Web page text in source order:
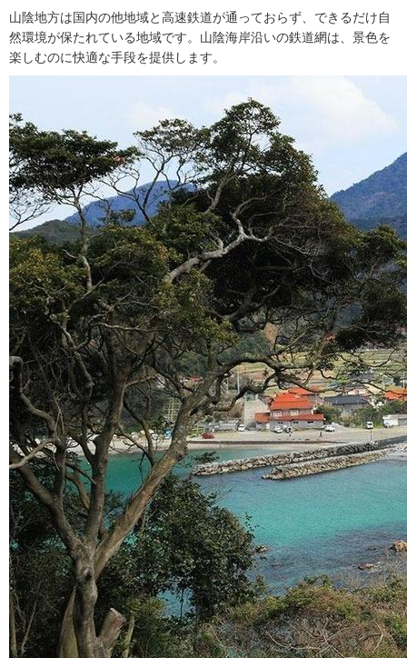
山陰地方は国内の他地域と高速鉄道が通っておらず、できるだけ自
然環境が保たれている地域です。山陰海岸沿いの鉄道網は、景色を
楽しむのに快適な手段を提供します。